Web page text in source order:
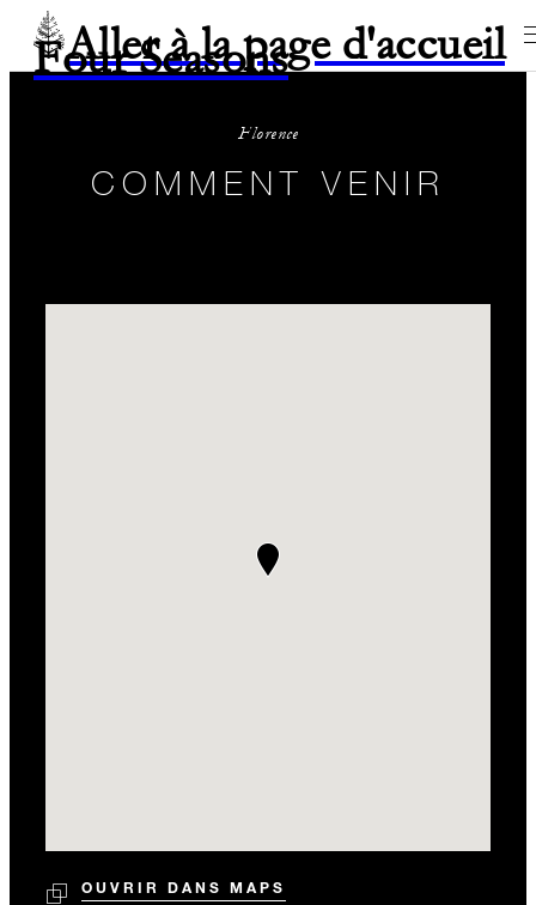
Aller à la page d'accueil
Four Seasons
Florence
COMMENT VENIR
OUVRIR DANS MAPS